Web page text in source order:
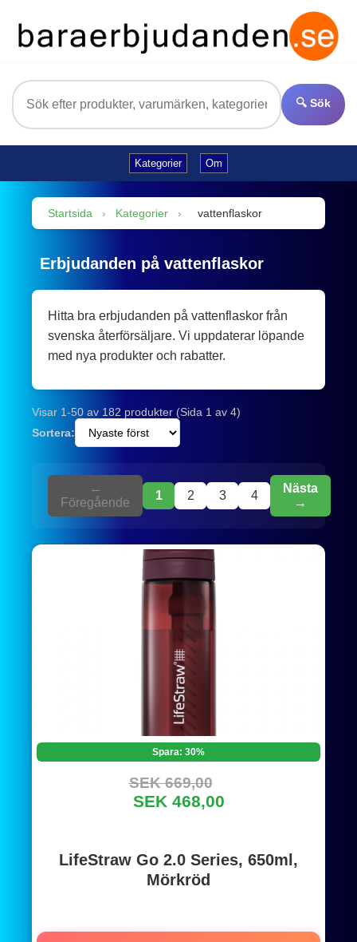
🔍 Sök
Kategorier Om
Startsida › Kategorier › vattenflaskor
Erbjudanden på vattenflaskor
Hitta bra erbjudanden på vattenflaskor från
svenska återförsäljare. Vi uppdaterar löpande
med nya produkter och rabatter.
Visar 1-50 av 182 produkter (Sida 1 av 4)
Sortera:
←
Föregående
1 2 3 4
Nästa
→
Spara: 30%
SEK 669,00
SEK 468,00
LifeStraw Go 2.0 Series, 650ml,
Mörkröd